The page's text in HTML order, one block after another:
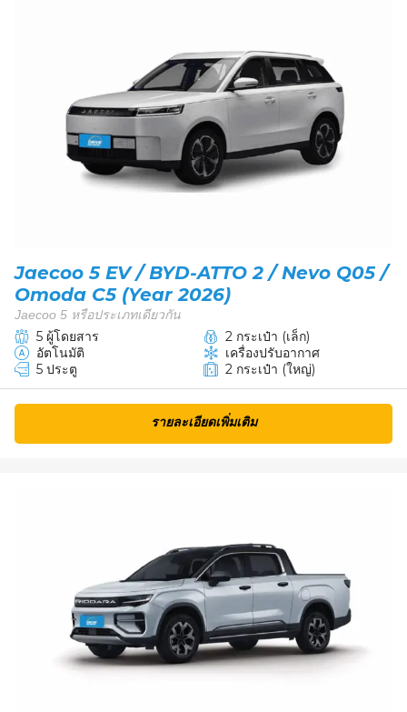
Jaecoo 5 EV / BYD-ATTO 2 / Nevo Q05 /
Omoda C5 (Year 2026)
Jaecoo 5 หรือประเภทเดียวกัน
5 ผู้โดยสาร
2 กระเป๋า (เล็ก)
อัตโนมัติ
เครื่องปรับอากาศ
5 ประตู
2 กระเป๋า (ใหญ่)
รายละเอียดเพิ่มเติม